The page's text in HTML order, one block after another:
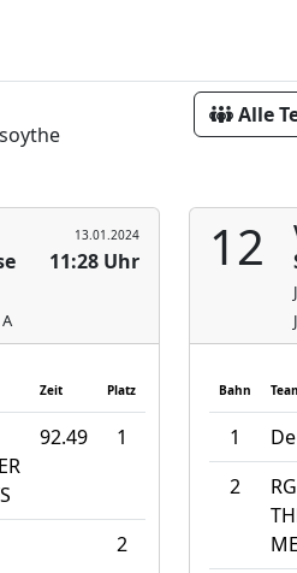
Alle
13.01.2024
11:28 Uhr
Zeit Platz
92.49 1
2
12
Bahn
1
2
RG